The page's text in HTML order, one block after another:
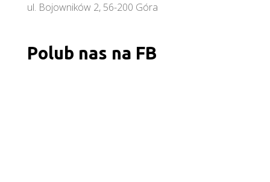
ul. Bojowników 2, 56-200 Góra
Polub nas na FB